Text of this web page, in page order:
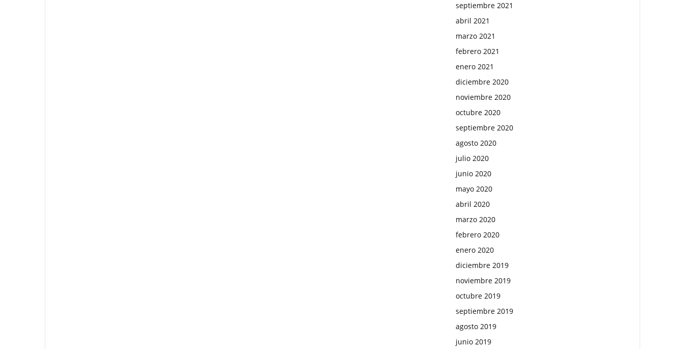
septiembre 2021
abril 2021
marzo 2021
febrero 2021
enero 2021
diciembre 2020
noviembre 2020
octubre 2020
septiembre 2020
agosto 2020
julio 2020
junio 2020
mayo 2020
abril 2020
marzo 2020
febrero 2020
enero 2020
diciembre 2019
noviembre 2019
octubre 2019
septiembre 2019
agosto 2019
junio 2019